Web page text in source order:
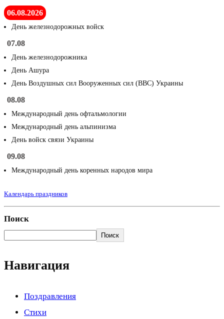
06.08.2026
День железнодорожных войск
07.08
День железнодорожника
День Ашура
День Воздушных сил Вооруженных сил (ВВС) Украины
08.08
Международный день офтальмологии
Международный день альпинизма
День войск связи Украины
09.08
Международный день коренных народов мира
Календарь праздников
Поиск
Поиск
Навигация
Поздравления
Стихи